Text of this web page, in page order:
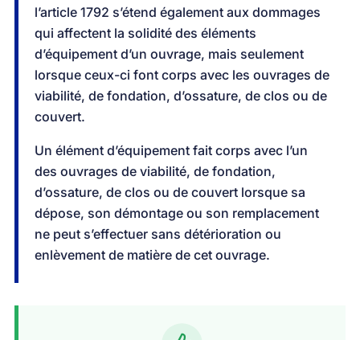
l’article 1792 s’étend également aux dommages
qui affectent la solidité des éléments
d’équipement d’un ouvrage, mais seulement
lorsque ceux-ci font corps avec les ouvrages de
viabilité, de fondation, d’ossature, de clos ou de
couvert.
Un élément d’équipement fait corps avec l’un
des ouvrages de viabilité, de fondation,
d’ossature, de clos ou de couvert lorsque sa
dépose, son démontage ou son remplacement
ne peut s’effectuer sans détérioration ou
enlèvement de matière de cet ouvrage.